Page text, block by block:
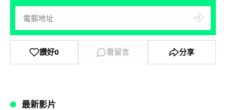
讚好0 看留言 分享
最新影片